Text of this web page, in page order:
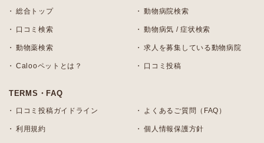
総合トップ 動物病院検索
口コミ検索 動物病気 / 症状検索
動物薬検索 求人を募集している動物病院
Calooペットとは？ 口コミ投稿
TERMS・FAQ
口コミ投稿ガイドライン よくあるご質問（FAQ）
利用規約 個人情報保護方針